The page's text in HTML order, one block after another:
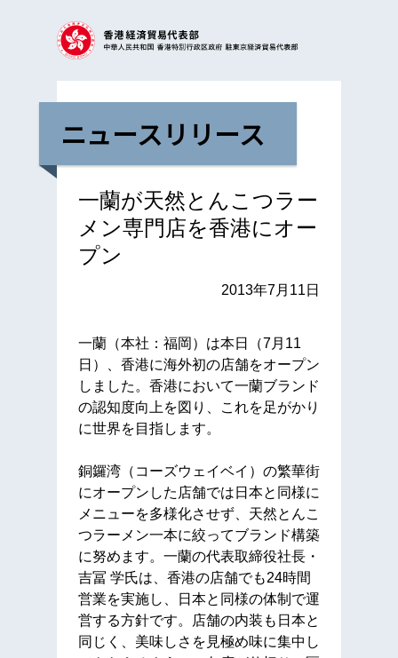
ニュースリリース
一蘭が天然とんこつラー
メン専門店を香港にオー
プン
2013年7月11日
一蘭（本社：福岡）は本日（7月11
日）、香港に海外初の店舗をオープン
しました。香港において一蘭ブランド
の認知度向上を図り、これを足がかり
に世界を目指します。
銅鑼湾（コーズウェイベイ）の繁華街
にオープンした店舗では日本と同様に
メニューを多様化させず、天然とんこ
つラーメン一本に絞ってブランド構築
に努めます。一蘭の代表取締役社長・
吉冨 学氏は、香港の店舗でも24時間
営業を実施し、日本と同様の体制で運
営する方針です。店舗の内装も日本と
同じく、美味しさを見極め味に集中し